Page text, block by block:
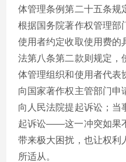
体管理条例第二十五条规
根据国务院著作权管理部
使用者约定收取使用费的
法第八条第二款则规定，
体管理组织和使用者代表
向国家著作权主管部门申
向人民法院提起诉讼；当
起诉讼——这一冲突如果
带来极大困扰，也让权利
所适从。